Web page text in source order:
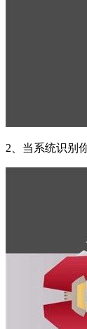
2、当系统识别